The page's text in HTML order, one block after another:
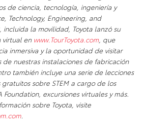
de ciencia, tecnología, ingeniería y
Technology, Engineering, and
incluida la movilidad, Toyota lanzó su
virtual en www.TourToyota.com, que
inmersiva y la oportunidad de visitar
de nuestras instalaciones de fabricación
también incluye una serie de lecciones
sobre STEM a cargo de los
Foundation, excursiones virtuales y más.
sobre Toyota, visite
.